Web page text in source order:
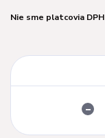
Nie sme platcovia DPH